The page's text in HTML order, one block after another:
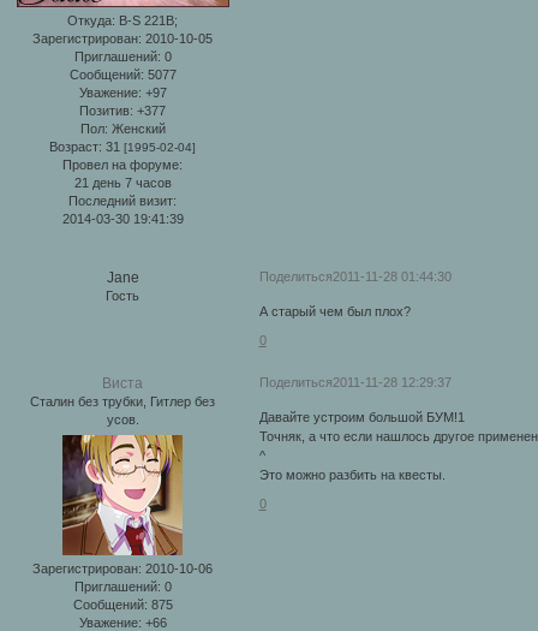
Откуда: B-S 221B;
Зарегистрирован: 2010-10-05
Приглашений: 0
Сообщений: 5077
Уважение: +97
Позитив: +377
Пол: Женский
Возраст: 31[1995-02-04]
Провел на форуме:
21 день 7 часов
Последний визит:
2014-03-30 19:41:39
Поделиться2011-11-28 01:44:30
Jane
Гость
А старый чем был плох?
0
Поделиться2011-11-28 12:29:37
Виста
Сталин без трубки, Гитлер без
усов.
Зарегистрирован: 2010-10-06
Приглашений: 0
Сообщений: 875
Уважение: +66
Давайте устроим большой БУМ!1
Точняк, а что если нашлось другое
^
Это можно разбить на квесты.
0